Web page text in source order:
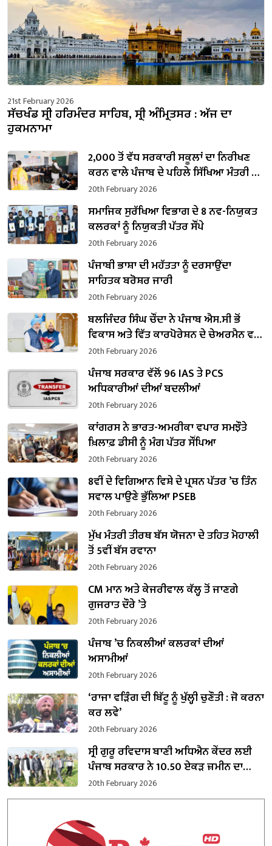
21st February 2026
ਸੱਚਖੰਡ ਸ੍ਰੀ ਹਰਿਮੰਦਰ ਸਾਹਿਬ, ਸ੍ਰੀ ਅੰਮ੍ਰਿਤਸਰ : ਅੱਜ ਦਾ
ਹੁਕਮਨਾਮਾ
2,000 ਤੋਂ ਵੱਧ ਸਰਕਾਰੀ ਸਕੂਲਾਂ ਦਾ ਨਿਰੀਖਣ
ਕਰਨ ਵਾਲੇ ਪੰਜਾਬ ਦੇ ਪਹਿਲੇ ਸਿੱਖਿਆ ਮੰਤਰੀ ਬਣੇ
ਹਰਜੋਤ ਸਿੰਘ ਬੈਂਸ
20th February 2026
ਸਮਾਜਿਕ ਸੁਰੱਖਿਆ ਵਿਭਾਗ ਦੇ 8 ਨਵ-ਨਿਯੁਕਤ
ਕਲਰਕਾਂ ਨੂੰ ਨਿਯੁਕਤੀ ਪੱਤਰ ਸੌਂਪੇ
20th February 2026
ਪੰਜਾਬੀ ਭਾਸ਼ਾ ਦੀ ਮਹੱਤਤਾ ਨੂੰ ਦਰਸਾਉਂਦਾ
ਸਾਹਿਤਕ ਬਰੋਸ਼ਰ ਜਾਰੀ
20th February 2026
ਬਲਜਿੰਦਰ ਸਿੰਘ ਚੌਂਦਾ ਨੇ ਪੰਜਾਬ ਐਸ.ਸੀ ਭੋਂ
ਵਿਕਾਸ ਅਤੇ ਵਿੱਤ ਕਾਰਪੋਰੇਸ਼ਨ ਦੇ ਚੇਅਰਮੈਨ ਵਜੋਂ
ਸੰਭਾਲਿਆ ਕਾਰਜਭਾਰ
20th February 2026
ਪੰਜਾਬ ਸਰਕਾਰ ਵੱਲੋਂ 96 IAS ਤੇ PCS
ਅਧਿਕਾਰੀਆਂ ਦੀਆਂ ਬਦਲੀਆਂ
20th February 2026
ਕਾਂਗਰਸ ਨੇ ਭਾਰਤ-ਅਮਰੀਕਾ ਵਪਾਰ ਸਮਝੌਤੇ
ਖ਼ਿਲਾਫ਼ ਡੀਸੀ ਨੂੰ ਮੰਗ ਪੱਤਰ ਸੌਂਪਿਆ
20th February 2026
8ਵੀਂ ਦੇ ਵਿਗਿਆਨ ਵਿਸ਼ੇ ਦੇ ਪ੍ਰਸ਼ਨ ਪੱਤਰ ’ਚ ਤਿੰਨ
ਸਵਾਲ ਪਾਉਣੇ ਭੁੱਲਿਆ PSEB
20th February 2026
ਮੁੱਖ ਮੰਤਰੀ ਤੀਰਥ ਬੱਸ ਯੋਜਨਾ ਦੇ ਤਹਿਤ ਮੋਹਾਲੀ
ਤੋਂ 5ਵੀਂ ਬੱਸ ਰਵਾਨਾ
20th February 2026
CM ਮਾਨ ਅਤੇ ਕੇਜਰੀਵਾਲ ਕੱਲ੍ਹ ਤੋਂ ਜਾਣਗੇ
ਗੁਜਰਾਤ ਦੌਰੇ ’ਤੇ
20th February 2026
ਪੰਜਾਬ ’ਚ ਨਿਕਲੀਆਂ ਕਲਰਕਾਂ ਦੀਆਂ
ਅਸਾਮੀਆਂ
20th February 2026
‘ਰਾਜਾ ਵੜਿੰਗ ਦੀ ਬਿੱਟੂ ਨੂੰ ਖੁੱਲ੍ਹੀ ਚੁਣੌਤੀ : ਜੋ ਕਰਨਾ
ਕਰ ਲਵੇ’
20th February 2026
ਸ੍ਰੀ ਗੁਰੂ ਰਵਿਦਾਸ ਬਾਣੀ ਅਧਿਐਨ ਕੇਂਦਰ ਲਈ
ਪੰਜਾਬ ਸਰਕਾਰ ਨੇ 10.50 ਏਕੜ ਜ਼ਮੀਨ ਦਾ
ਕਬਜ਼ਾ ਲਿਆ
20th February 2026